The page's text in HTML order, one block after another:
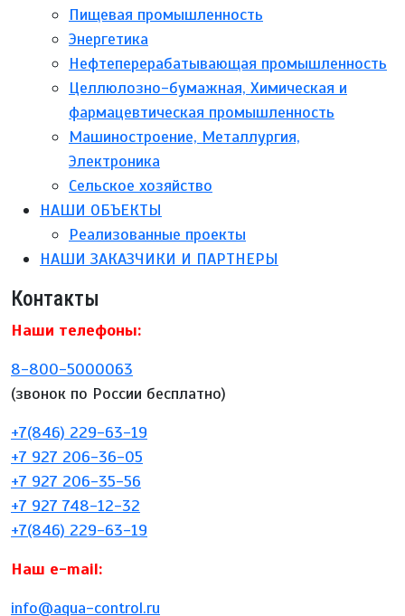
Пищевая промышленность
Энергетика
Нефтеперерабатывающая промышленность
Целлюлозно-бумажная, Химическая и
фармацевтическая промышленность
Машиностроение, Металлургия,
Электроника
Сельское хозяйство
НАШИ ОБЪЕКТЫ
Реализованные проекты
НАШИ ЗАКАЗЧИКИ И ПАРТНЕРЫ
Контакты
Наши телефоны:
8-800-5000063
(звонок по России бесплатно)
+7(846) 229-63-19
+7 927 206-36-05
+7 927 206-35-56
+7 927 748-12-32
+7(846) 229-63-19
Наш e-mail:
info@aqua-control.ru